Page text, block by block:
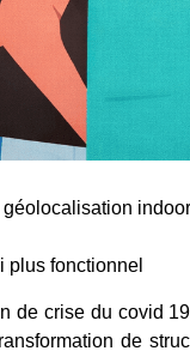
plus fonctionnel
de crise du covid
de